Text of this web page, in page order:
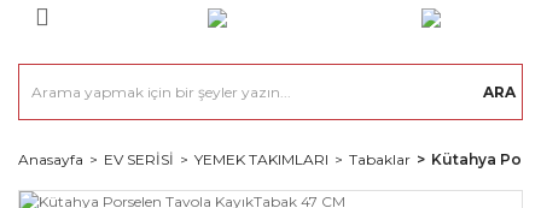
ARA
Anasayfa EV SERİSİ YEMEK TAKIMLARI Tabaklar Kütahya